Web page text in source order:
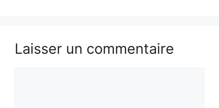
Laisser un commentaire